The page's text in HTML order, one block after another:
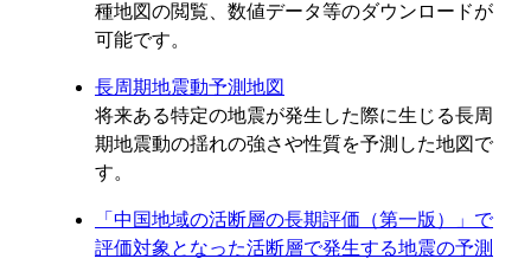
種地図の閲覧、数値データ等のダウンロードが
可能です。
長周期地震動予測地図
将来ある特定の地震が発生した際に生じる長周
期地震動の揺れの強さや性質を予測した地図で
す。
「中国地域の活断層の長期評価（第一版）」で
評価対象となった活断層で発生する地震の予測